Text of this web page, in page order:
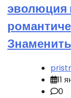
эволюция
11
0